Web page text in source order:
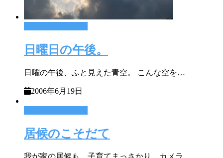
日曜日の午後。
日曜の午後、ふと見えた青空。 こんな空を…
2006年6月19日
居候のこそだて